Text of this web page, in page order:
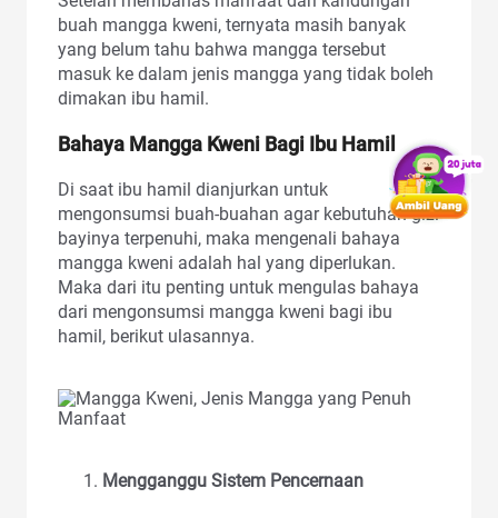
buah mangga kweni, ternyata masih banyak
yang belum tahu bahwa mangga tersebut
masuk ke dalam jenis mangga yang tidak boleh
dimakan ibu hamil.
Bahaya Mangga Kweni Bagi Ibu Hamil
Di saat ibu hamil dianjurkan untuk
mengonsumsi buah-buahan agar kebutuhan gizi
bayinya terpenuhi, maka mengenali bahaya
mangga kweni adalah hal yang diperlukan.
Maka dari itu penting untuk mengulas bahaya
dari mengonsumsi mangga kweni bagi ibu
hamil, berikut ulasannya.
Mengganggu Sistem Pencernaan